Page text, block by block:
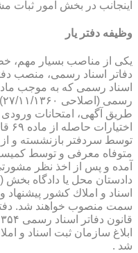
اینجانب در بخش امور ثبات
وظیفه دفتر یار
یكی از مناصب بسیار مهم،
دفاتر اسناد رسمی، منصب
طریق آگهی، امتحانات ورودی
توسط سردفتر بازنشسته و از
متوفاه معرفی و توسط
آمده و پس از اخذ نظر
دادستان محل یا دادگاه
اسناد و املاك كشور پیشنهاد
ابلاغ سازمان ثبت اسناد و
شد .